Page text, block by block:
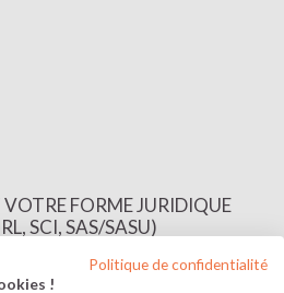
VOTRE FORME JURIDIQUE
SCI, SAS/SASU)
Politique de confidentialité
!